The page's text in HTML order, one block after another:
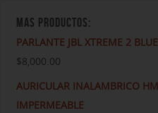
MAS PRODUCTOS:
PARLANTE JBL XTREME 2
$8,000.00
AURICULAR INALAMBRICO
IMPERMEABLE